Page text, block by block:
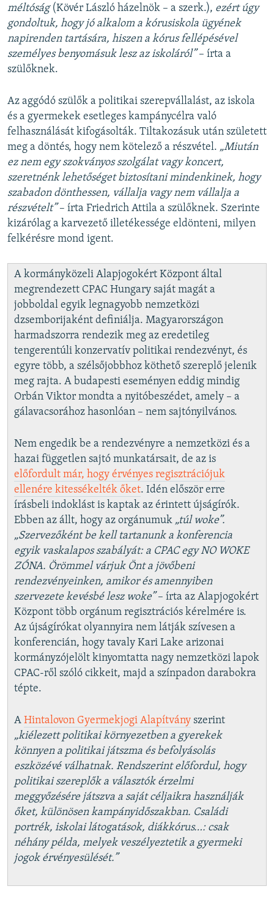
méltóság (Kövér László házelnök – a szerk.), ezért úgy
gondoltuk, hogy jó alkalom a kórusiskola ügyének
napirenden tartására, hiszen a kórus fellépésével
személyes benyomásuk lesz az iskoláról”– írta a
szülőknek.
Az aggódó szülők a politikai szerepvállalást, az iskola
és a gyermekek esetleges kampánycélra való
felhasználását kifogásolták. Tiltakozásuk után született
meg a döntés, hogy nem kötelező a részvétel. „Miután
ez nem egy szokványos szolgálat vagy koncert,
szeretnénk lehetőséget biztosítani mindenkinek, hogy
szabadon dönthessen, vállalja vagy nem vállalja a
részvételt”– írta Friedrich Attila a szülőknek. Szerinte
kizárólag a karvezető illetékessége eldönteni, milyen
felkérésre mond igent.
A kormányközeli Alapjogokért Központ által
megrendezett CPAC Hungary saját magát a
jobboldal egyik legnagyobb nemzetközi
dzsemborijaként definiálja. Magyarországon
harmadszorra rendezik meg az eredetileg
tengerentúli konzervatív politikai rendezvényt, és
egyre több, a szélsőjobbhoz köthető szereplő jelenik
meg rajta. A budapesti eseményen eddig mindig
Orbán Viktor mondta a nyitóbeszédet, amely – a
gálavacsorához hasonlóan – nem sajtónyilvános.
Nem engedik be a rendezvényre a nemzetközi és a
hazai független sajtó munkatársait, de az is
előfordult már, hogy érvényes regisztrációjuk
ellenére kitessékelték őket. Idén először erre
írásbeli indoklást is kaptak az érintett újságírók.
Ebben az állt, hogy az orgánumuk „túl woke”.
„Szervezőként be kell tartanunk a konferencia
egyik vaskalapos szabályát: a CPAC egy NO WOKE
ZÓNA. Örömmel várjuk Önt a jövőbeni
rendezvényeinken, amikor és amennyiben
szervezete kevésbé lesz woke”– írta az Alapjogokért
Központ több orgánum regisztrációs kérelmére is.
Az újságírókat olyannyira nem látják szívesen a
konferencián, hogy tavaly Kari Lake arizonai
kormányzójelölt kinyomtatta nagy nemzetközi lapok
CPAC-ről szóló cikkeit, majd a színpadon darabokra
tépte.
A Hintalovon Gyermekjogi Alapítvány szerint
„kiélezett politikai környezetben a gyerekek
könnyen a politikai játszma és befolyásolás
eszközévé válhatnak. Rendszerint előfordul, hogy
politikai szereplők a választók érzelmi
meggyőzésére játszva a saját céljaikra használják
őket, különösen kampányidőszakban. Családi
portrék, iskolai látogatások, diákkórus…: csak
néhány példa, melyek veszélyeztetik a gyermeki
jogok érvényesülését.”